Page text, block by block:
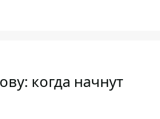
когда начнут